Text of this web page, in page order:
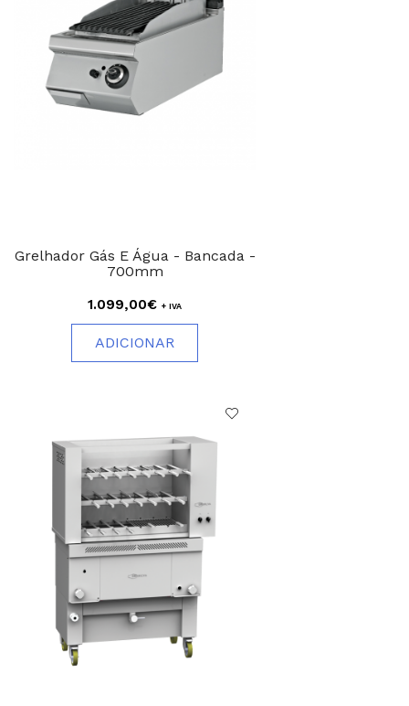
Grelhador Gás E Água - Bancada -
700mm
1.099,00€ + IVA
ADICIONAR